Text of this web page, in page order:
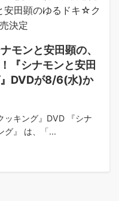
モンと安田顕の、
『シナモンと安田
DVDが8/6(水)か
ッキング』DVD 『シナ
グ』 は、「...